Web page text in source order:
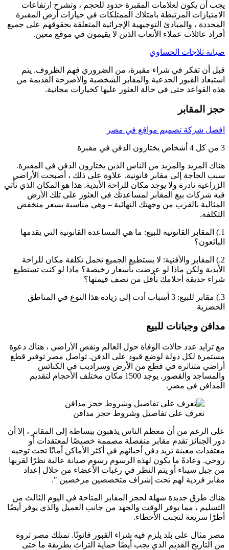
يجب أن يكون لعلامات المقبرة حدود للحجم ، وتشرح ارتفاعات
الامتيازات المرتبطة بامتلاك الممتلكات في حيازات أرض المقبرة
المحددة ، والمبادئ التوجيهية الإجرائية المتعلقة بحقوقهم على جميع
أفراد عائلات عملاء الأتعاب الذين لا يقيمون في موقع معين.
صيانة ثلاجات الحساوي
قبل أن تفكر في شراء مقبرة، من الضروري فهم الظروف. يتم
استبعاد القبور الجذعية والمقابر الشخصية والأضرحة القديمة من
هذه القواعد حتى في حالة العثور عليها كخيارات مجانية.
حجز المقابر
افضل شركة تصميم مواقع في مصر
3 من كل 4 أشخاص يختارون الدفن في مقبرة
هناك المزيد والمزيد من الناس الذين يختارون الدفن في المقبرة.
سبب الحاجة إلى مقابر قانونية. علاوة على ذلك ، أصبحت الأراضي
الزراعية نادرة ولا يوجد مكان للراحة الأبدية. هذا هو المكان الذي تأتي
فيه شركات بيع المقابر لمساعدتك في العثور على تلك الأرض
المثالية بالقرب من وجهتك النهائية – وهي مناسبة بسعر منخفض
التكلفة.
1.) المقابر القانونية للبيع: ما هي المساعدة القانونية التي يقدمها
البائعون؟
2.) المقابر والأفنية: لا يستطيع الجميع تحمل تكلفة مكان للراحة
الأبدية ولكن ماذا لو عرضت بأسعار رخيصة؟ ماذا لو كنت تستطيع
شراء حديقة أحلامك بأقل من نصف قيمتها؟
3.) مقابر للبيع: 3 أسباب أدت إلى زيادة هذا النوع في المناطق
الحضرية
مدافن وجبانات للبيع
مع تزايد عدد حالات الوفاة حول العالم ونقص الأراضي ، هناك دعوة
مستمرة لكل دولة لوضع قيود على الدفن. تواصل مصر توفير قطع
أراضي متناثرة في قطع من الأرض وسراديب في الكنائس
والمساجد والقصور. يوجد 1500 مكان مختلف الأحجام لتقديم
المدافن في مصر.
تعرف على تفاصيل وشروط حجز مدافن
على الرغم من أن معظم الناس يذهبون ببساطة إلى المقابر ، إلا أن
دور الجنائز تقدم مقابر منفصلة مصممة خصيصًا لمعتقدات أو
معتقدات معينة تريد دفن أحبائهم في أكثر الأماكن أمانًا تحت توجيه
روحي. وعادةً ما يكون لهذه الرسوم رسوم صيانة عالية نظرًا لقربها
من جبل سيناء أو يتم النظر في رغبات الأعضاء من خلال إعداد
مقابر فردية لهم تحت إشراف متخصصين مرخصين ".
هناك طرق جديدة سهلة لحجز المقابر المتاحة في اليوم الثالث من
التسليم ، مما يوفر الوقت والجهد من جانب العميل والذي يوفر أيضًا
أطرًا سريعة لتجنب الأخطاء.
مصر مثال على بلد يلزم فيه شراء القبور قانونًا. تمتلك مصر ثروة
من التاريخ القديم الذي يجب أيضًا حماية التراث بطريقة ما حتى